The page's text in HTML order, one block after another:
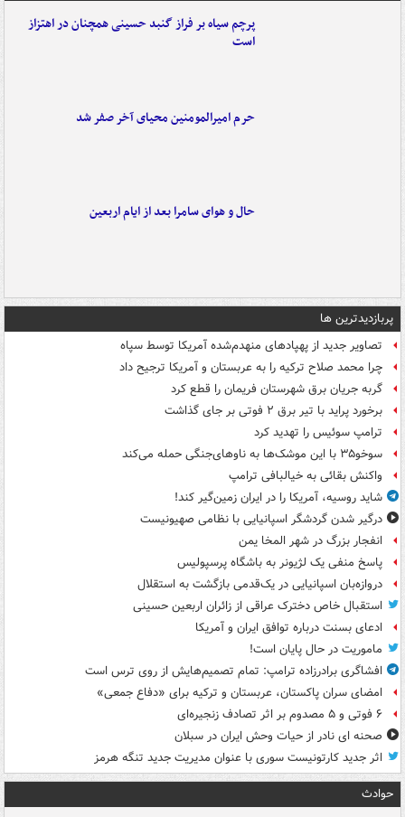
پرچم سیاه بر فراز گنبد حسینی همچنان در اهتزاز
است
حرم امیرالمومنین محیای آخر صفر شد
حال و هوای سامرا بعد از ایام اربعین
پربازدیدترین ها
تصاویر جدید از پهپادهای منهدم‌شده آمریکا توسط سپاه
چرا محمد صلاح ترکیه را به عربستان و آمریکا ترجیح داد
گربه جریان برق شهرستان فریمان را قطع کرد
برخورد پراید با تیر برق ۲ فوتی بر جای گذاشت
ترامپ سوئیس را تهدید کرد
سوخو۳۵ با این موشک‌ها به ناوهای‌جنگی حمله می‌کند
واکنش بقائی به خیالبافی ترامپ
شاید روسیه، آمریکا را در ایران زمین‌گیر کند!
درگیر شدن گردشگر اسپانیایی با نظامی صهیونیست
انفجار بزرگ در شهر المخا یمن
پاسخ منفی یک لژیونر به باشگاه پرسپولیس
دروازه‌بان اسپانیایی در یک‌قدمی بازگشت به استقلال
استقبال خاص دخترک عراقی از زائران اربعین حسینی
ادعای بسنت درباره توافق ایران و آمریکا
ماموریت در حال پایان است!
افشاگری برادرزاده ترامپ: تمام تصمیم‌هایش از روی ترس است
امضای سران پاکستان، عربستان و ترکیه برای «دفاع جمعی»
۶ فوتی و ۵ مصدوم بر اثر تصادف زنجیره‌ای
صحنه ای نادر از حیات وحش ایران در سبلان
اثر جدید کارتونیست سوری با عنوان مدیریت جدید تنگه هرمز
حوادث